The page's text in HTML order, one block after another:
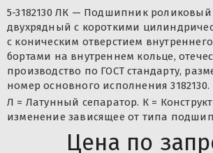
5-3182130 ЛК — Подшипник
двухрядный с короткими
с коническим отверстием
бортами на внутреннем кольце,
производство по ГОСТ стандарту,
номер основного исполнения 3182130.
Л = Латунный сепаратор. К =
изменение зависящее от типа
Цена по